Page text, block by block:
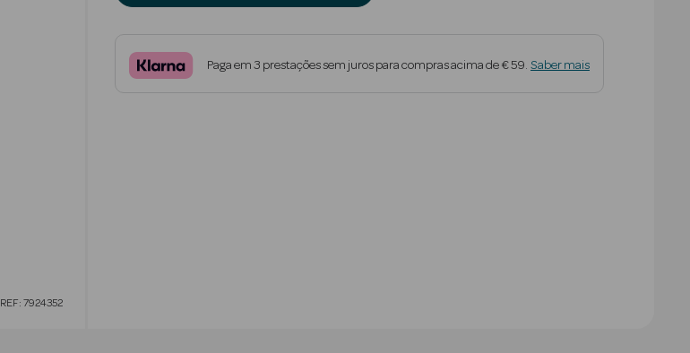
REF: 7924352
Paga em 3 prestações sem juros para compras acima de € 59. Saber mais